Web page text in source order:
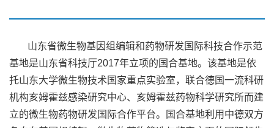
山东省微生物基因组编辑和药物研发国际科技合作示范
基地是山东省科技厅2017年立项的国合基地。该基地是依
托山东大学微生物技术国家重点实验室，联合德国一流科研
机构亥姆霍兹感染研究中心、亥姆霍兹药物科学研究所而建
立的微生物药物研发国际合作平台。国合基地利用中德双方